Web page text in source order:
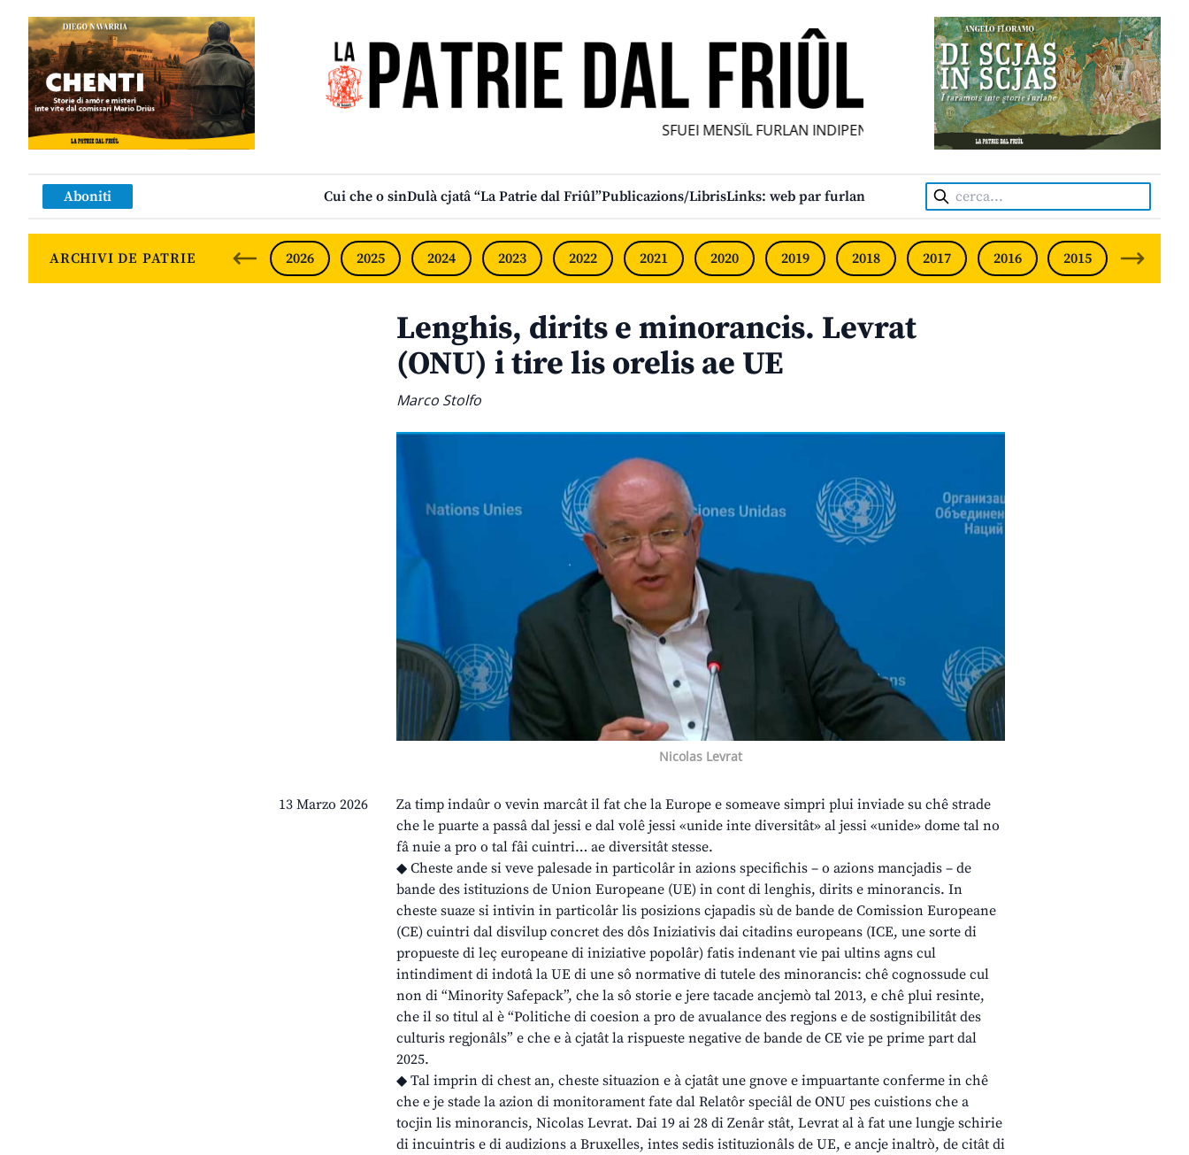
SFUEI MENSÎL FURLAN INDIPENDENT • INDEPENDENT FRIULIAN MONTHLY •
Aboniti Cui che o sinDulà cjatâ “La Patrie dal Friûl”Publicazions/LibrisLinks: web par furlan Cerca:
ARCHIVI DE PATRIE 2026 2025 2024 2023 2022 2021 2020 2019 2018 2017 2016 2015 2014
Lenghis, dirits e minorancis. Levrat
(ONU) i tire lis orelis ae UE
Marco Stolfo
Nicolas Levrat
13 Marzo 2026
Za timp indaûr o vevin marcât il fat che la Europe e someave simpri plui inviade su chê strade
che le puarte a passâ dal jessi e dal volê jessi «unide inte diversitât» al jessi «unide» dome tal no
fâ nuie a pro o tal fâi cuintri… ae diversitât stesse.
◆ Cheste ande si veve palesade in particolâr in azions specifichis – o azions mancjadis – de
bande des istituzions de Union Europeane (UE) in cont di lenghis, dirits e minorancis. In
cheste suaze si intivin in particolâr lis posizions cjapadis sù de bande de Comission Europeane
(CE) cuintri dal disvilup concret des dôs Iniziativis dai citadins europeans (ICE, une sorte di
propueste di leç europeane di iniziative popolâr) fatis indenant vie pai ultins agns cul
intindiment di indotâ la UE di une sô normative di tutele des minorancis: chê cognossude cul
non di “Minority Safepack”, che la sô storie e jere tacade ancjemò tal 2013, e chê plui resinte,
che il so titul al è “Politiche di coesion a pro de avualance des regjons e de sostignibilitât des
culturis regjonâls” e che e à cjatât la rispueste negative de bande de CE vie pe prime part dal
2025.
◆ Tal imprin di chest an, cheste situazion e à cjatât une gnove e impuartante conferme in chê
che e je stade la azion di monitorament fate dal Relatôr speciâl de ONU pes cuistions che a
tocjin lis minorancis, Nicolas Levrat. Dai 19 ai 28 di Zenâr stât, Levrat al à fat une lungje schirie
di incuintris e di audizions a Bruxelles, intes sedis istituzionâls de UE, e ancje inaltrò, de citât di